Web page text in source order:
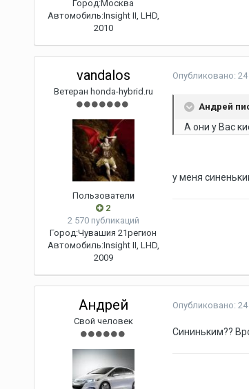
Город:Москва
Автомобиль:Insight II, LHD,
2010
vandalos
Ветеран honda-hybrid.ru
Пользователи
2
2 570 публикаций
Город:Чувашия 21регион
Автомобиль:Insight II, LHD,
2009
Опубликовано:
Андрей
А они у Вас
у меня
Андрей
Свой человек
Опубликовано:
Сининьким??